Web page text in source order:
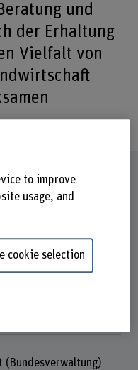
und
der Erhaltung
Vielfalt von
Systems
(Bundesverwaltung)
to improve
usage, and
cookie selection